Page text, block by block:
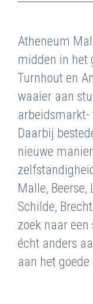
Atheneum
midden in het
Turnhout en
waaier aan
arbeidsmarkt-
Daarbij
nieuwe
Malle, Beerse,
Schilde,
zoek naar
écht anders
aan het goede